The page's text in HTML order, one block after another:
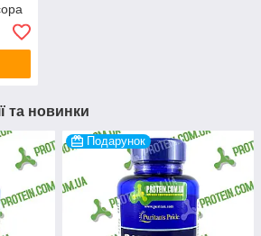
та новинки
Подарунок